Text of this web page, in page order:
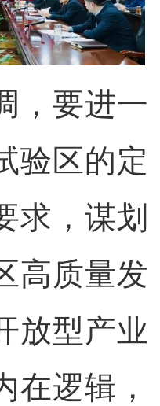
要进一
验区的定
求，谋划
高质量发
放型产业
在逻辑，